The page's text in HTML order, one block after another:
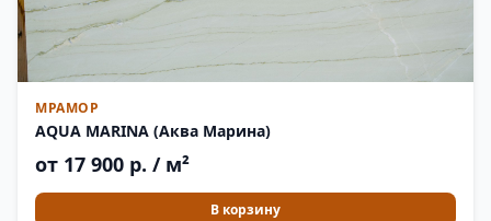
МРАМОР
AQUA MARINA (Аква Марина)
от 17 900 р. / м²
В корзину